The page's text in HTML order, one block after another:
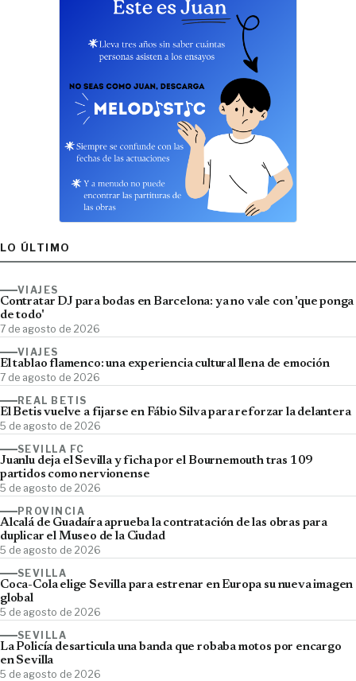
LO ÚLTIMO
VIAJES
Contratar DJ para bodas en Barcelona: ya no vale con 'que ponga
de todo'
7 de agosto de 2026
VIAJES
El tablao flamenco: una experiencia cultural llena de emoción
7 de agosto de 2026
REAL BETIS
El Betis vuelve a fijarse en Fábio Silva para reforzar la delantera
5 de agosto de 2026
SEVILLA FC
Juanlu deja el Sevilla y ficha por el Bournemouth tras 109
partidos como nervionense
5 de agosto de 2026
PROVINCIA
Alcalá de Guadaíra aprueba la contratación de las obras para
duplicar el Museo de la Ciudad
5 de agosto de 2026
SEVILLA
Coca-Cola elige Sevilla para estrenar en Europa su nueva imagen
global
5 de agosto de 2026
SEVILLA
La Policía desarticula una banda que robaba motos por encargo
en Sevilla
5 de agosto de 2026